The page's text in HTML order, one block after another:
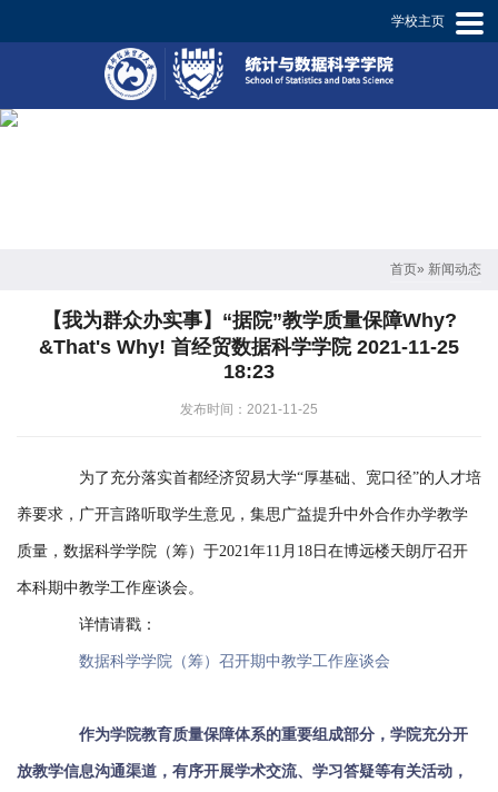
学校主页
概
置
人
生
首页» 新闻动态
【我为群众办实事】“据院”教学质量保障Why?
&That's Why! 首经贸数据科学学院 2021-11-25
18:23
发布时间：2021-11-25
为了充分落实首都经济贸易大学“厚基础、宽口径”的人才培
养要求，广开言路听取学生意见，集思广益提升中外合作办学教学
质量，数据科学学院（筹）于2021年11月18日在博远楼天朗厅召开
本科期中教学工作座谈会。
详情请戳：
数据科学学院（筹）召开期中教学工作座谈会
作为学院教育质量保障体系的重要组成部分，学院充分开
放教学信息沟通渠道，有序开展学术交流、学习答疑等有关活动，